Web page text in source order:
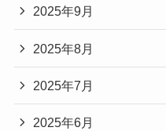
2025年9月
2025年8月
2025年7月
2025年6月